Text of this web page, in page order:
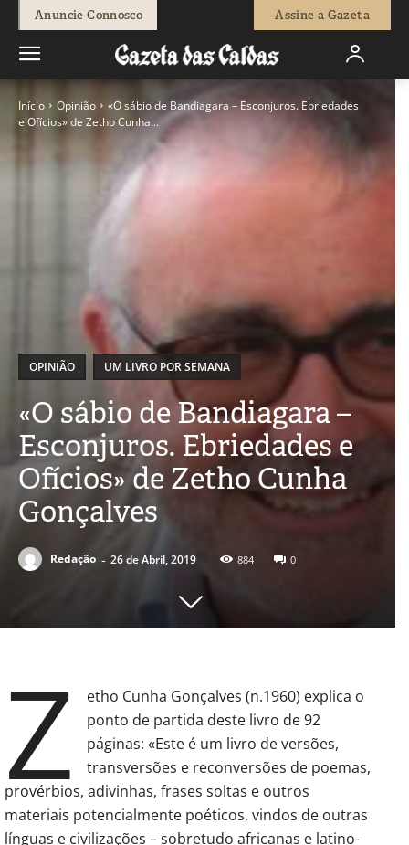
Anuncie Connosco Assine a Gazeta
Início Opinião
«O sábio de Bandiagara – Esconjuros. Ebriedades
e Ofícios» de Zetho Cunha...
OPINIÃO UM LIVRO POR SEMANA
«O sábio de Bandiagara –
Esconjuros. Ebriedades e
Ofícios» de Zetho Cunha
Gonçalves
Redação - 26 de Abril, 2019 884 0
Z
etho Cunha Gonçalves (n.1960) explica o
ponto de partida deste livro de 92
páginas: «Este é um livro de versões,
transversões e reconversões de poemas,
provérbios, adivinhas, frases soltas e outros
materiais potencialmente poéticos, vindos de outras
línguas e civilizações – sobretudo africanas e latino-